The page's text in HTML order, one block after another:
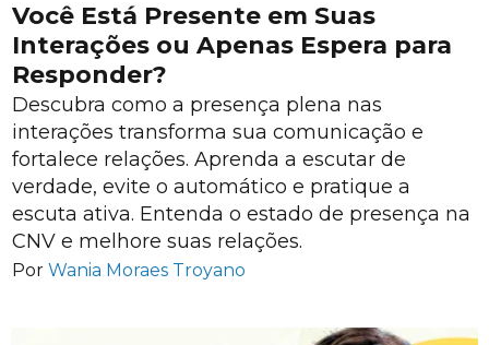
Você Está Presente em Suas
Interações ou Apenas Espera para
Responder?
Descubra como a presença plena nas
interações transforma sua comunicação e
fortalece relações. Aprenda a escutar de
verdade, evite o automático e pratique a
escuta ativa. Entenda o estado de presença na
CNV e melhore suas relações.
Por Wania Moraes Troyano